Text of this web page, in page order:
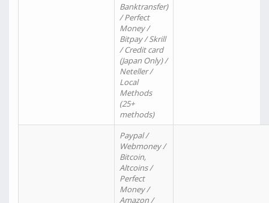
Banktransfer)
/ Perfect
Money /
Bitpay / Skrill
/ Credit card
(Japan Only) /
Neteller /
Local
Methods
(25+
methods)
Paypal /
Webmoney /
Bitcoin,
Altcoins /
Perfect
Money /
Amazon /